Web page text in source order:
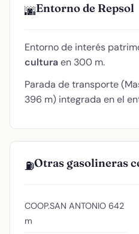
🌆Entorno de Repsol
Entorno de interés
culturaen 300 m.
Parada de transporte
396 m) integrada en el
⛽Otras gasolineras
COOP.SAN ANTONIO 642
m